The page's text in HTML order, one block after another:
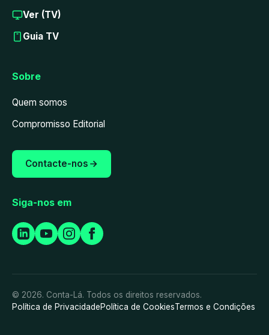
Ver (TV)
Guia TV
Sobre
Quem somos
Compromisso Editorial
Contacte-nos
Siga-nos em
© 2026. Conta-Lá. Todos os direitos reservados.
Política de PrivacidadePolítica de CookiesTermos e Condições